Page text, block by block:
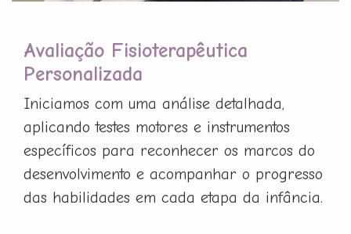
Avaliação Fisioterapêutica
Personalizada
Iniciamos com uma análise detalhada,
aplicando testes motores e instrumentos
específicos para reconhecer os marcos do
desenvolvimento e acompanhar o progresso
das habilidades em cada etapa da infância.